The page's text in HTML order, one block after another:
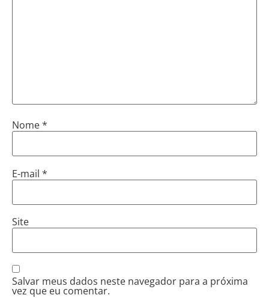
Nome*
E-mail *
Site
Salvar meus dados neste navegador para a próxima
vez que eu comentar.